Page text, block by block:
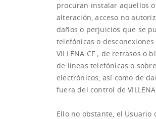
procuran instalar aquellos
alteración, acceso no
daños o perjuicios que se
telefónicas o
VILLENA CF ; de retrasos o
de líneas telefónicas o
electrónicos, así como de
fuera del control de VILLENA
Ello no obstante, el